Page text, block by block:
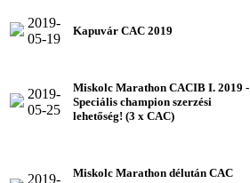
2019-
05-19
Kapuvár CAC 2019
2019-
05-25
Miskolc Marathon CACIB I. 2019 -
Speciális champion szerzési
lehetőség! (3 x CAC)
2019-
Miskolc Marathon délután CAC